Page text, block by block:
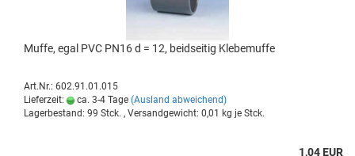
Muffe, egal PVC PN16 d = 12, beid­sei­tig Kle­be­muf­fe
Art.Nr.: 602.91.01.015
Lieferzeit:
ca. 3-4 Tage (Ausland abweichend)
Lagerbestand: 99 Stck. , Versandgewicht: 0,01 kg je Stck.
1,04 EUR